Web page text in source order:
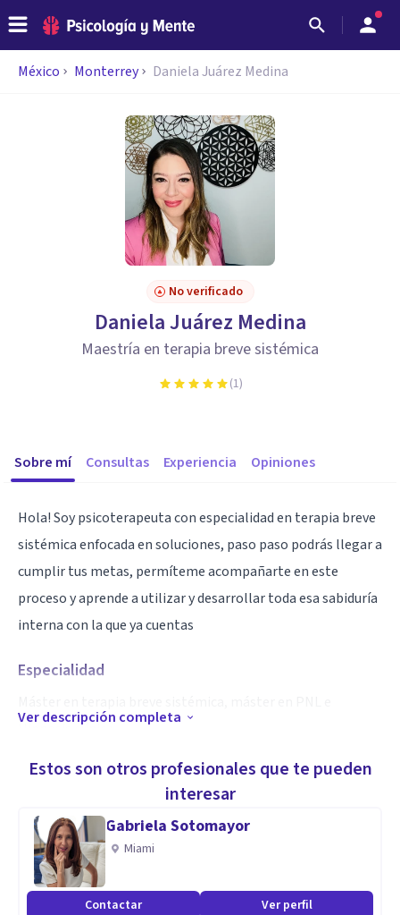
México Monterrey Daniela Juárez Medina
No verificado
Daniela Juárez Medina
Maestría en terapia breve sistémica
(1)
Sobre mí Consultas Experiencia Opiniones
Hola! Soy psicoterapeuta con especialidad en terapia breve
sistémica enfocada en soluciones, paso paso podrás llegar a
cumplir tus metas, permíteme acompañarte en este
proceso y aprende a utilizar y desarrollar toda esa sabiduría
interna con la que ya cuentas
Especialidad
Hipnosis clínica
Aptitudes
Encontraremos los recursos necesarios para que logres los
cambios que deseas en tu vida
Anímate a probar algo rápido, y 100% efectivo para
siempre. Consigue cambios desde el inicio
Ver descripción completa
Estos son otros profesionales que te pueden
interesar
Gabriela Sotomayor
Miami
Contactar Ver perfil